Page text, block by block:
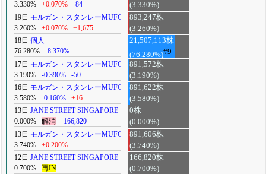
3.330%
+0.070% -84
(3.330%)
19日 モルガン・スタンレーMUFG
3.260%
+0.070% +1,675
893,247株
(3.260%)
18日 個人
76.280%
-8.370%
21,507,113株
(76.280%)#9
17日 モルガン・スタンレーMUFG
3.190%
-0.390% -50
891,572株
(3.190%)
16日 モルガン・スタンレーMUFG
3.580%
-0.160% +16
891,622株
(3.580%)
13日 JANE STREET SINGAPORE
0.000%
解消 -166,820
0株
(0.000%)
13日 モルガン・スタンレーMUFG
3.740%
+0.200%
891,606株
(3.740%)
12日 JANE STREET SINGAPORE
0.700%
再IN
166,820株
(0.700%)